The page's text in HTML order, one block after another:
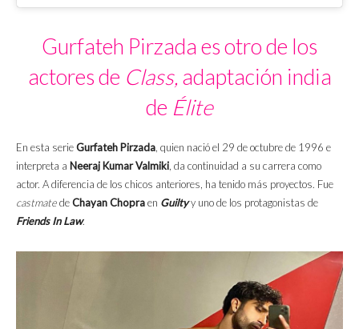
Gurfateh Pirzada es otro de los
actores de Class,adaptación india
de Élite
En esta serieGurfateh Pirzada, quien nació el 29 de octubre de 1996 e
interpreta a Neeraj Kumar Valmiki, da continuidad a su carrera como
actor. A diferencia de los chicos anteriores, ha tenido más proyectos. Fue
castmatedeChayan Chopraen Guiltyy uno de los protagonistas de
Friends In Law.